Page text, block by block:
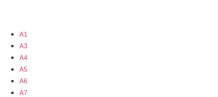
A1
A3
A4
A5
A6
A7